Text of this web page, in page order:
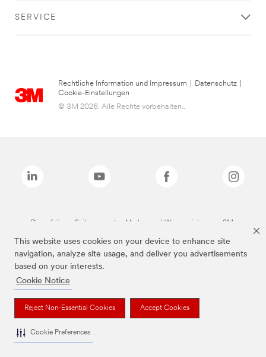
This website uses cookies on your device to enhance site
navigation, analyze site usage, and deliver you advertisements
based on your interests.
Cookie Notice
Reject Non-Essential Cookies Accept Cookies
Cookie Preferences
SERVICE
Rechtliche Information und Impressum Datenschutz
Cookie-Einstellungen
© 3M 2026. Alle Rechte vorbehalten..
Die auf dieser Seite genannten Marken sind Warenzeichen von 3M.